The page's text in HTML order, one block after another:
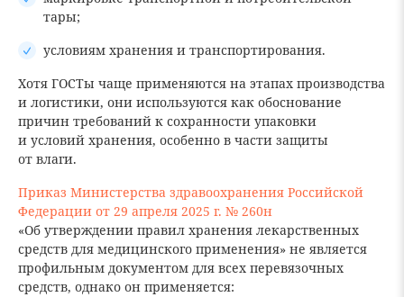
тары;
условиям хранения и транспортирования.
Хотя ГОСТы чаще применяются на этапах производства
и логистики, они используются как обоснование
причин требований к сохранности упаковки
и условий хранения, особенно в части защиты
от влаги.
Приказ Министерства здравоохранения Российской
Федерации от 29 апреля 2025 г. № 260н
«Об утверждении правил хранения лекарственных
средств для медицинского применения» не является
профильным документом для всех перевязочных
средств, однако он применяется: